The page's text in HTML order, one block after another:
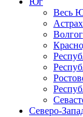
Весь
Северо-